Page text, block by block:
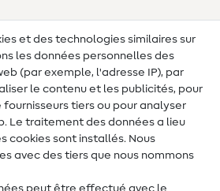
et des technologies similaires sur
les données personnelles des
(par exemple, l'adresse IP), par
le contenu et les publicités, pour
tiers ou pour analyser
Le traitement des données a lieu
cookies sont installés. Nous
avec des tiers que nous nommons
peut être effectué avec le